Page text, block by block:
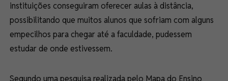
instituições conseguiram oferecer aulas à distância,
possibilitando que muitos alunos que sofriam com alguns
empecilhos para chegar até a faculdade, pudessem
estudar de onde estivessem.
Segundo uma pesquisa realizada pelo Mapa do Ensino